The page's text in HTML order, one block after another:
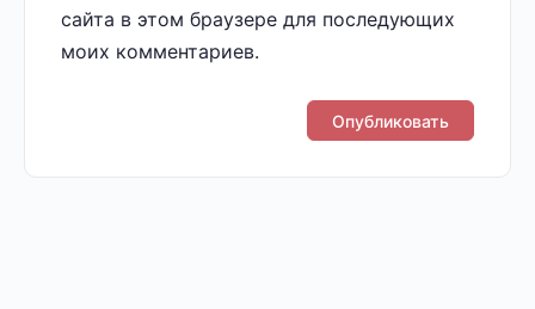
сайта в этом браузере для последующих
моих комментариев.